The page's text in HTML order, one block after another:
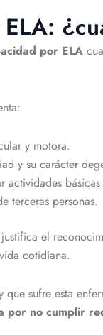
por ELA
y motora.
y su carácter
actividades
terceras personas.
el
cotidiana.
que sufre esta
por no cumplir